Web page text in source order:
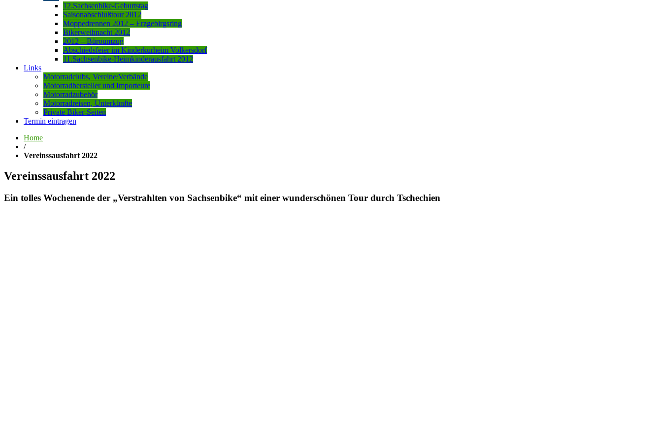
12.Sachsenbike-Geburtstag
Saisonabschlußtour 2012
Moppedrennen 2012 – Erzgebirgsring
Bikerweihnacht 2012
2012 – Büroumzug
Abschiedsfeier im Kinderkurheim Volkersdorf
11.Sachsenbike-Heimkinderausfahrt 2012
Links
Motorradclubs, Vereine/Verbände
Motorradhersteller und Importeure
Motorradzubehör
Motorradreisen, Unterkünfte
Private Biker-Seiten
Termin eintragen
Home
/
Vereinssausfahrt 2022
Vereinssausfahrt 2022
Ein tolles Wochenende der „Verstrahlten von Sachsenbike“ mit einer wunderschönen Tour durch Tschechien